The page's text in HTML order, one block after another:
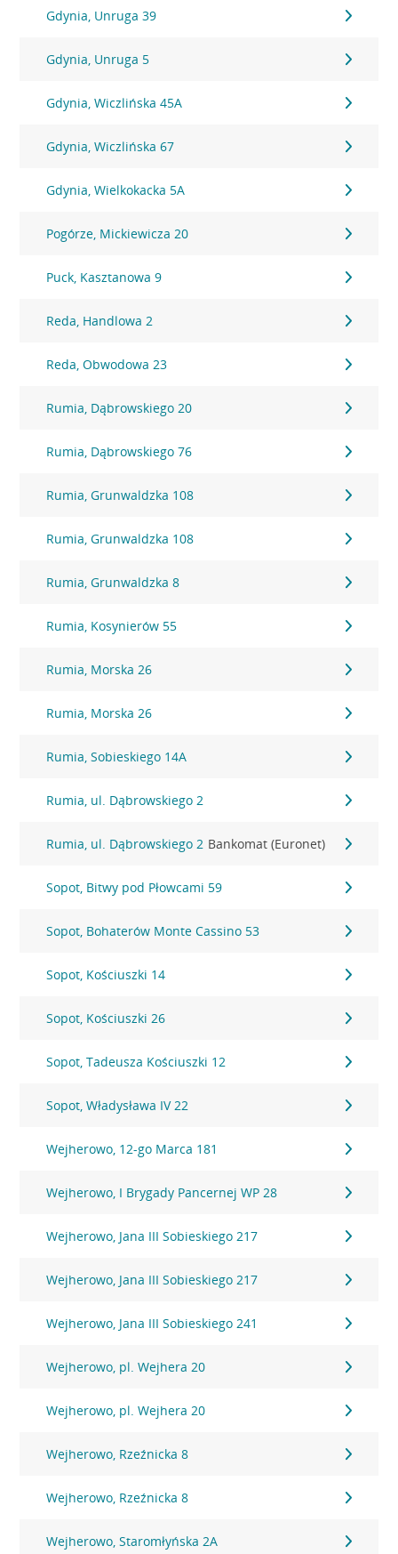
Gdynia, Unruga 39
Gdynia, Unruga 5
Gdynia, Wiczlińska 45A
Gdynia, Wiczlińska 67
Gdynia, Wielkokacka 5A
Pogórze, Mickiewicza 20
Puck, Kasztanowa 9
Reda, Handlowa 2
Reda, Obwodowa 23
Rumia, Dąbrowskiego 20
Rumia, Dąbrowskiego 76
Rumia, Grunwaldzka 108
Rumia, Grunwaldzka 108
Rumia, Grunwaldzka 8
Rumia, Kosynierów 55
Rumia, Morska 26
Rumia, Morska 26
Rumia, Sobieskiego 14A
Rumia, ul. Dąbrowskiego 2
Rumia, ul. Dąbrowskiego 2 Bankomat (Euronet)
Sopot, Bitwy pod Płowcami 59
Sopot, Bohaterów Monte Cassino 53
Sopot, Kościuszki 14
Sopot, Kościuszki 26
Sopot, Tadeusza Kościuszki 12
Sopot, Władysława IV 22
Wejherowo, 12-go Marca 181
Wejherowo, I Brygady Pancernej WP 28
Wejherowo, Jana III Sobieskiego 217
Wejherowo, Jana III Sobieskiego 217
Wejherowo, Jana III Sobieskiego 241
Wejherowo, pl. Wejhera 20
Wejherowo, pl. Wejhera 20
Wejherowo, Rzeźnicka 8
Wejherowo, Rzeźnicka 8
Wejherowo, Staromłyńska 2A